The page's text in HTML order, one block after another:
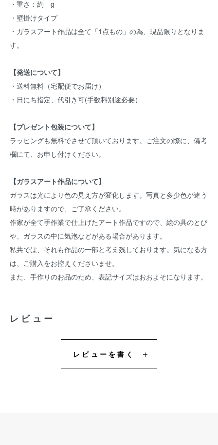
・重さ：約 g
・壁掛けタイプ
・ガラスアート作品は全て「1点もの」の為、現品限りとなりま
す。
【発送について】
・送料無料（宅配便でお届け）
・日にち指定、代引き可(手数料別途必要）
【プレゼント包装について】
ラッピングも無料でさせて頂いております。ご注文の際に、備考
欄にて、お申し付けください。
【ガラスアート作品について】
ガラスは光により色の見え方が変化します。写真と多少色が違う
時がありますので、ご了承ください。
作家が全て手作業で仕上げたアート作品ですので、絵の具のとび
や、ガラスの中に気泡などがある場合があります。
私共では、それも作品の一部と考え残しております。気になる方
は、ご購入をお控えくださいませ。
また、手作りのお品のため、表記サイズはおおよそになります。
レビュー
レビューを書く